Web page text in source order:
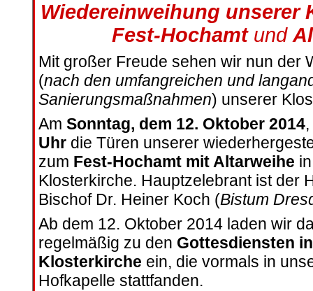
Wiedereinweihung unserer
Fest-Hochamtund
Mit großer Freude sehen wir nun der
(nach den umfangreichen und
Sanierungsmaßnahmen) unserer
Am Sonntag, dem 12. Oktober 2014,
Uhrdie Türen unserer
zum Fest-Hochamt mit Altarweihe
Klosterkirche. Hauptzelebrant ist der
Bischof Dr. Heiner Koch (Bistum
Ab dem 12. Oktober 2014 laden wir
regelmäßig zu den Gottesdiensten
Klosterkirche ein, die vormals in
Hofkapelle stattfanden.